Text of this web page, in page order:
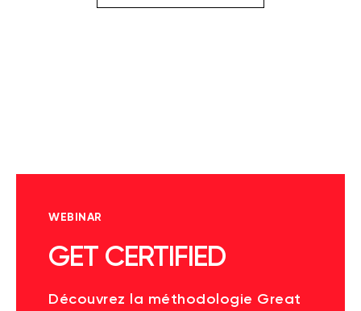
WEBINAR
GET CERTIFIED
Découvrez la méthodologie Great